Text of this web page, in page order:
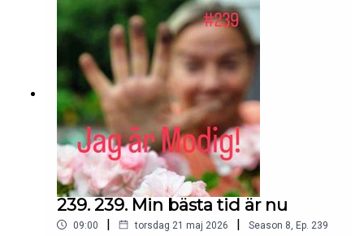
SoundsKontakt podcast:
jagarmodig@gmail.comFölj oss:
instagram.com/jagarmodig/
239. 239. Min bästa tid är nu
09:00 | torsdag 21 maj 2026 | Season 8 Ep. 239